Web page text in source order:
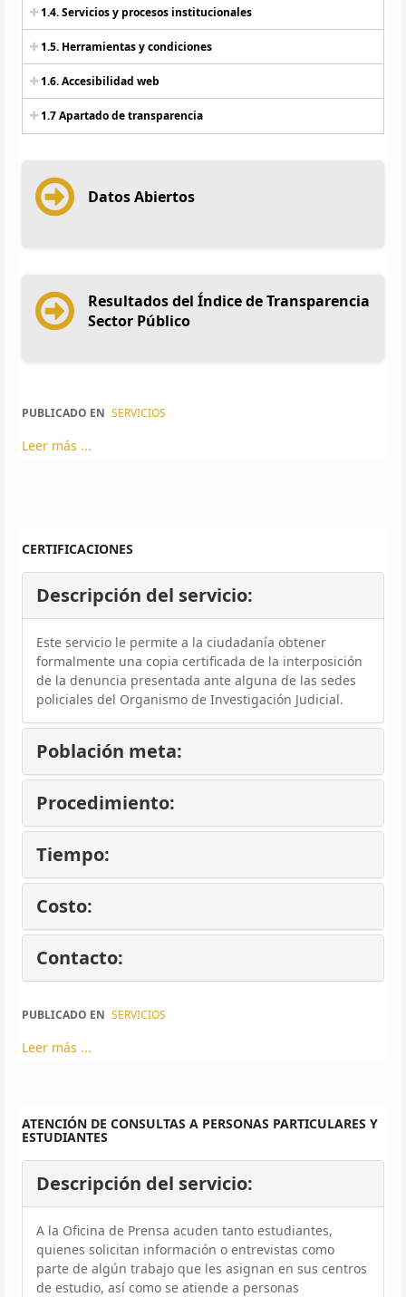
1.4. Servicios y procesos institucionales
1.5. Herramientas y condiciones
1.6. Accesibilidad web
1.7 Apartado de transparencia
Datos Abiertos
Resultados del Índice de Transparencia
Sector Público
PUBLICADO EN SERVICIOS
Leer más ...
CERTIFICACIONES
Descripción del servicio:
Este servicio le permite a la ciudadanía obtener
formalmente una copia certificada de la interposición
de la denuncia presentada ante alguna de las sedes
policiales del Organismo de Investigación Judicial.
Población meta:
Procedimiento:
Tiempo:
Costo:
Contacto:
PUBLICADO EN SERVICIOS
Leer más ...
ATENCIÓN DE CONSULTAS A PERSONAS PARTICULARES Y
ESTUDIANTES
Descripción del servicio:
A la Oficina de Prensa acuden tanto estudiantes,
quienes solicitan información o entrevistas como
parte de algún trabajo que les asignan en sus centros
de estudio, así como se atiende a personas